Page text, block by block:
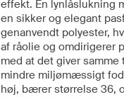
effekt. En lynlåslukning
en sikker og elegant
genanvendt polyester,
af råolie og omdirigerer
med at det giver
mindre miljømæssigt
høj, bærer størrelse 36,